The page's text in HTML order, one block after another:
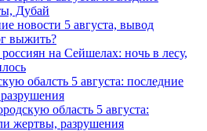
Дубай
новости 5 августа, вывод
выжить?
на Сейшелах: ночь в лесу,
обалсть 5 августа: последние
область 5 августа:
жертвы, разрушения